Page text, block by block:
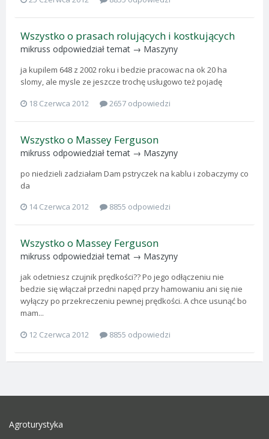
Wszystko o prasach rolujących i kostkujących
mikruss odpowiedział temat → Maszyny
ja kupilem 648 z 2002 roku i bedzie pracowac na ok 20 ha
slomy, ale mysle ze jeszcze trochę usługowo też pojadę
18 Czerwca 2012
2657 odpowiedzi
Wszystko o Massey Ferguson
mikruss odpowiedział temat → Maszyny
po niedzieli zadziałam Dam pstryczek na kablu i zobaczymy co
da
14 Czerwca 2012
8855 odpowiedzi
Wszystko o Massey Ferguson
mikruss odpowiedział temat → Maszyny
jak odetniesz czujnik prędkości?? Po jego odłączeniu nie
bedzie się włączał przedni napęd przy hamowaniu ani się nie
wyłączy po przekreczeniu pewnej prędkości. A chce usunąć bo
mam...
12 Czerwca 2012
8855 odpowiedzi
Agroturystyka